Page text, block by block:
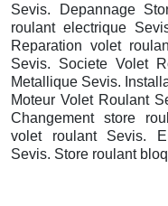
Sevis. Depannage
roulant electrique
Reparation volet
Sevis. Societe Volet
Metallique Sevis.
Moteur Volet Roulant
Changement store
volet roulant Sevis.
Sevis. Store roulant